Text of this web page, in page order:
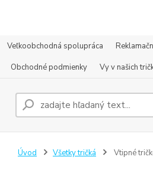
Veľkoobchodná spolupráca
Obchodné podmienky Vy v našich
Úvod Všetky tričká Vtipné